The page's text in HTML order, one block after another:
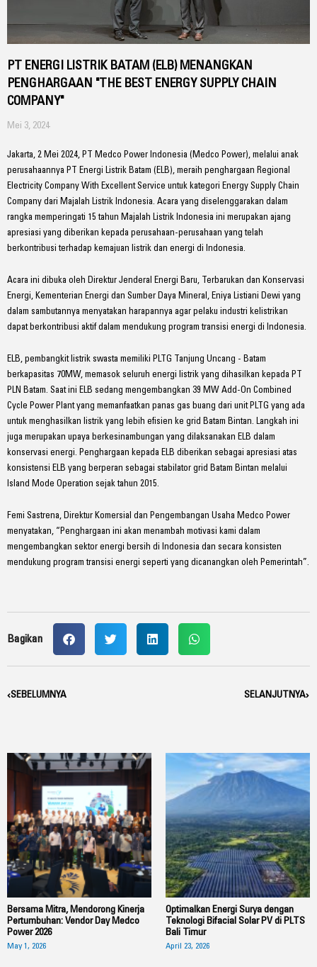
PT ENERGI LISTRIK BATAM (ELB) MENANGKAN
PENGHARGAAN "THE BEST ENERGY SUPPLY CHAIN
COMPANY"
Mei 3, 2024
Jakarta, 2 Mei 2024, PT Medco Power Indonesia (Medco Power), melalui anak
perusahaannya PT Energi Listrik Batam (ELB), meraih penghargaan Regional
Electricity Company With Excellent Service untuk kategori Energy Supply Chain
Company dari Majalah Listrik Indonesia. Acara yang diselenggarakan dalam
rangka memperingati 15 tahun Majalah Listrik Indonesia ini merupakan ajang
apresiasi yang diberikan kepada perusahaan-perusahaan yang telah
berkontribusi terhadap kemajuan listrik dan energi di Indonesia.
Acara ini dibuka oleh Direktur Jenderal Energi Baru, Terbarukan dan Konservasi
Energi, Kementerian Energi dan Sumber Daya Mineral, Eniya Listiani Dewi yang
dalam sambutannya menyatakan harapannya agar pelaku industri kelistrikan
dapat berkontribusi aktif dalam mendukung program transisi energi di Indonesia.
ELB, pembangkit listrik swasta memiliki PLTG Tanjung Uncang - Batam
berkapasitas 70MW, memasok seluruh energi listrik yang dihasilkan kepada PT
PLN Batam. Saat ini ELB sedang mengembangkan 39 MW Add-On Combined
Cycle Power Plant yang memanfaatkan panas gas buang dari unit PLTG yang ada
untuk menghasilkan listrik yang lebih efisien ke grid Batam Bintan. Langkah ini
juga merupakan upaya berkesinambungan yang dilaksanakan ELB dalam
konservasi energi. Penghargaan kepada ELB diberikan sebagai apresiasi atas
konsistensi ELB yang berperan sebagai stabilator grid Batam Bintan melalui
Island Mode Operation sejak tahun 2015.
Femi Sastrena, Direktur Komersial dan Pengembangan Usaha Medco Power
menyatakan, “Penghargaan ini akan menambah motivasi kami dalam
mengembangkan sektor energi bersih di Indonesia dan secara konsisten
mendukung program transisi energi seperti yang dicanangkan oleh Pemerintah”.
Bagikan
Prev
SEBELUMNYA SELANJUTNYA
Bersama Mitra, Mendorong Kinerja
Pertumbuhan: Vendor Day Medco
Power 2026
May 1, 2026
Optimalkan Energi Surya dengan
Teknologi Bifacial Solar PV di PLTS
Bali Timur
April 23, 2026